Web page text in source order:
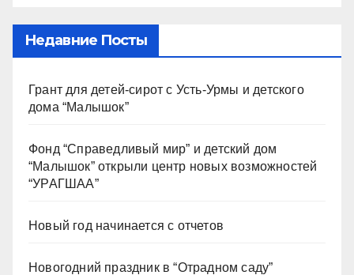
Недавние Посты
Грант для детей-сирот с Усть-Урмы и детского
дома “Малышок”
Фонд “Справедливый мир” и детский дом
“Малышок” открыли центр новых возможностей
“УРАГШАА”
Новый год начинается с отчетов
Новогодний праздник в “Отрадном саду”